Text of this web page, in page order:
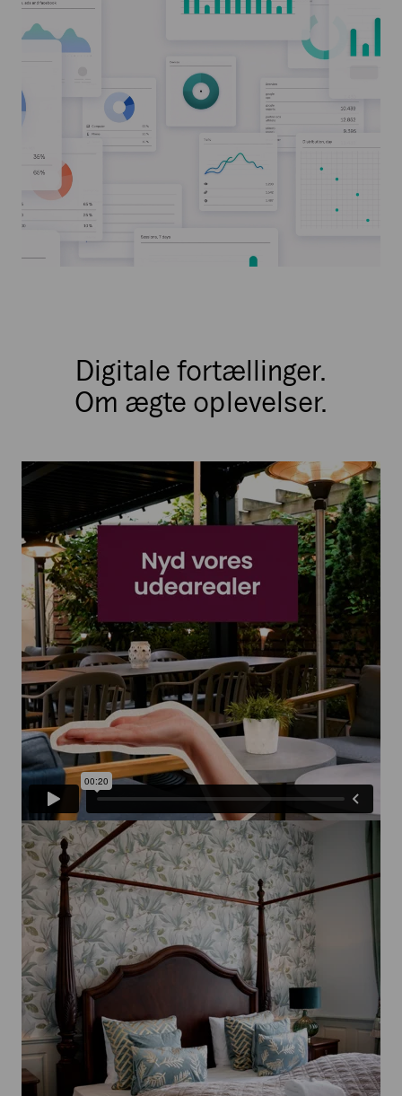
Digitale fortællinger.
Om ægte oplevelser.